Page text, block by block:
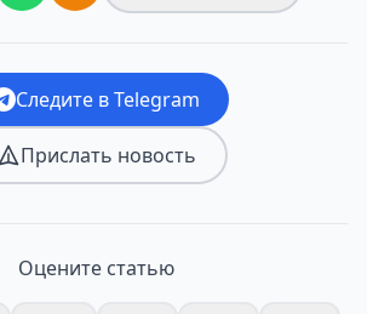
Следите в Telegram
Прислать новость
Оцените статью